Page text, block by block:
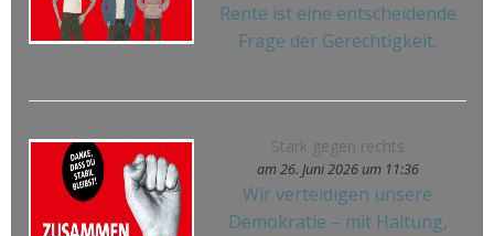
Rente ist eine entscheidende
Frage der Gerechtigkeit.
Stark gegen rechts
am 26. Juni 2026 um 11:36
Wir verteidigen unsere
Demokratie – mit Haltung,